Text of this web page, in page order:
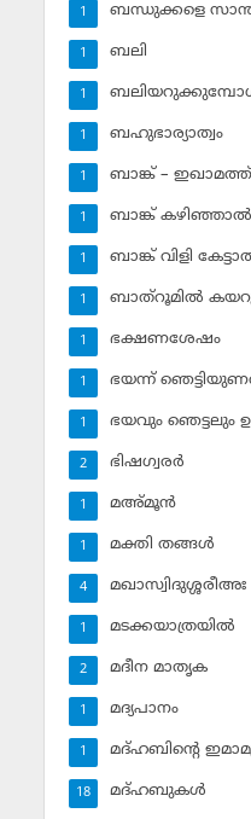
ബന്ധുക്കളെ
1
ബലി
1
1
ബഹുഭാര്യാത്വം
1
ബാങ്ക് – ഇഖാമത്ത്
1
ബാങ്ക് കഴിഞ്ഞാല്‍
1
ബാങ്ക് വിളി
1
ബാത്‌റൂമില്‍
1
ഭക്ഷണശേഷം
1
ഭയന്ന്
1
ഭയവും ഞെട്ടലും
1
ഭിഷഗ്വരര്‍
2
മഅ്മൂന്‍
1
മക്തി തങ്ങള്‍
1
മഖാസ്വിദുശ്ശരീഅഃ
4
മടക്കയാത്രയില്‍
1
മദീന മാതൃക
2
മദ്യപാനം
1
മദ്ഹബിന്റെ
1
മദ്ഹബുകള്‍
18